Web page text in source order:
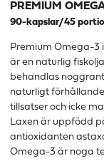
PREMIUM
90-kapslar/45
Premium Omega-3
är en naturlig
behandlas
naturligt
tillsatser och icke
Laxen är uppfödd
antioxidanten
Omega-3 är noga